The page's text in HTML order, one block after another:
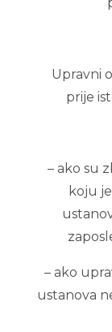
Upravni
prije
– ako su
koju
– ako
ustanova